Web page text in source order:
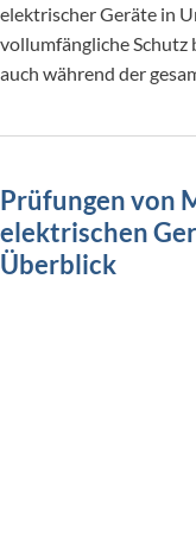
elektrischer Geräte in
vollumfängliche
auch während der
Prüfungen von
elektrischen
Überblick